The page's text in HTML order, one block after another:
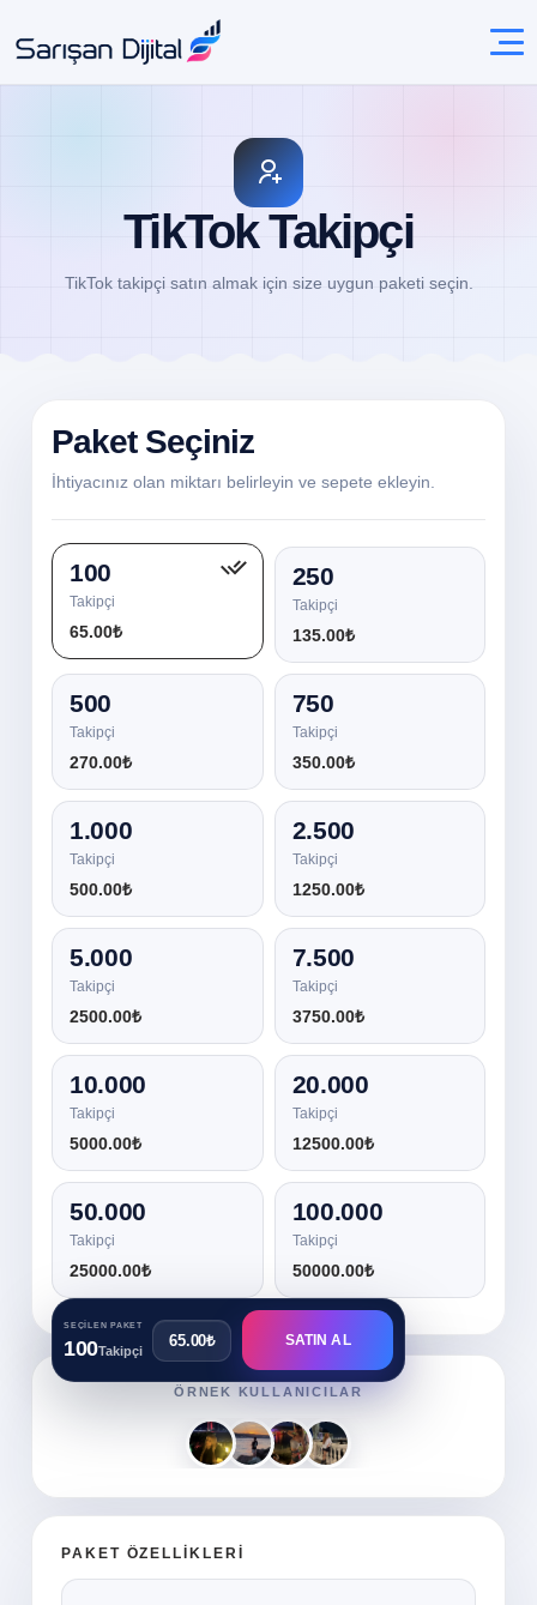
TikTok Takipçi
TikTok takipçi satın almak için size uygun paketi seçin.
ÖRNEK KULLANICILAR
PAKET ÖZELLİKLERİ
Paket Seçiniz
İhtiyacınız olan miktarı belirleyin ve sepete ekleyin.
100
Takipçi
65.00₺
250
Takipçi
135.00₺
500
Takipçi
270.00₺
750
Takipçi
350.00₺
1.000
Takipçi
500.00₺
2.500
Takipçi
1250.00₺
5.000
Takipçi
2500.00₺
7.500
Takipçi
3750.00₺
10.000
Takipçi
5000.00₺
20.000
Takipçi
12500.00₺
50.000
Takipçi
25000.00₺
100.000
Takipçi
50000.00₺
SEÇILEN PAKET
100Takipçi
65.00₺ SATIN AL